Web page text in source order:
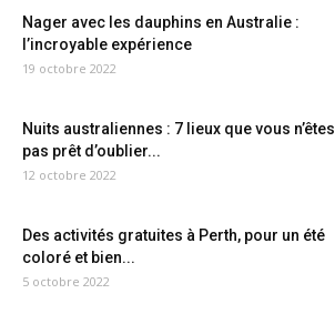
Nager avec les dauphins en Australie :
l’incroyable expérience
19 octobre 2022
Nuits australiennes : 7 lieux que vous n’êtes
pas prêt d’oublier...
12 octobre 2022
Des activités gratuites à Perth, pour un été
coloré et bien...
5 octobre 2022